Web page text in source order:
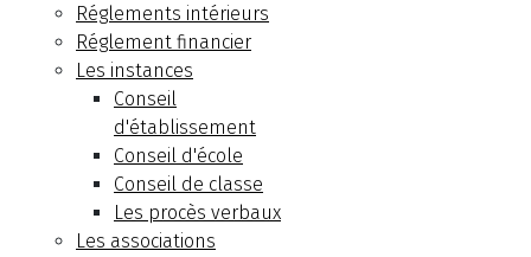
Réglements intérieurs
Réglement financier
Les instances
Conseil
d'établissement
Conseil d'école
Conseil de classe
Les procès verbaux
Les associations